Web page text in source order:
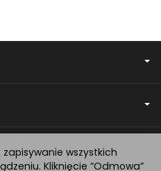
wszystkich
Kliknięcie “Odmowa”